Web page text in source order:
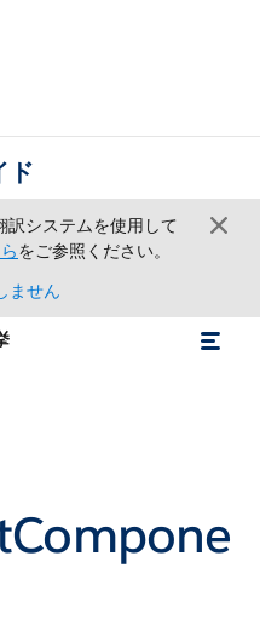
ド
システムを使用して
をご参照ください。
ません